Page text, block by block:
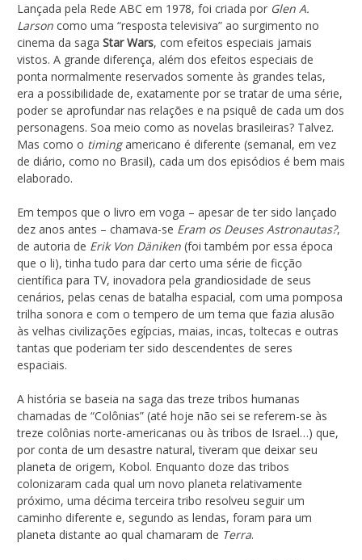
Lançada pela Rede ABC em 1978, foi criada por Glen A.
Larson como uma “resposta televisiva” ao surgimento no
cinema da saga Star Wars, com efeitos especiais jamais
vistos. A grande diferença, além dos efeitos especiais de
ponta normalmente reservados somente às grandes telas,
era a possibilidade de, exatamente por se tratar de uma série,
poder se aprofundar nas relações e na psiquê de cada um dos
personagens. Soa meio como as novelas brasileiras? Talvez.
Mas como o timingamericano é diferente (semanal, em vez
de diário, como no Brasil), cada um dos episódios é bem mais
elaborado.
Em tempos que o livro em voga – apesar de ter sido lançado
dez anos antes – chamava-se Eram os Deuses Astronautas?,
de autoria de Erik Von Däniken (foi também por essa época
que o li), tinha tudo para dar certo uma série de ficção
científica para TV, inovadora pela grandiosidade de seus
cenários, pelas cenas de batalha espacial, com uma pomposa
trilha sonora e com o tempero de um tema que fazia alusão
às velhas civilizações egípcias, maias, incas, toltecas e outras
tantas que poderiam ter sido descendentes de seres
espaciais.
A história se baseia na saga das treze tribos humanas
chamadas de “Colônias” (até hoje não sei se referem-se às
treze colônias norte-americanas ou às tribos de Israel…) que,
por conta de um desastre natural, tiveram que deixar seu
planeta de origem, Kobol. Enquanto doze das tribos
colonizaram cada qual um novo planeta relativamente
próximo, uma décima terceira tribo resolveu seguir um
caminho diferente e, segundo as lendas, foram para um
planeta distante ao qual chamaram de Terra.